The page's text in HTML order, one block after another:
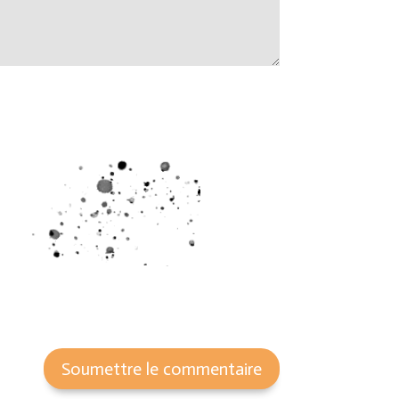
Soumettre le commentaire